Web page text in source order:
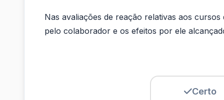
item
subsequente,
Nas avaliações de reação relativas aos
pelo colaborador e os efeitos por ele
Certo